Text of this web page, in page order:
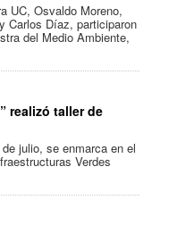
UC, Osvaldo Moreno,
Carlos Díaz, participaron
del Medio Ambiente,
realizó taller de
julio, se enmarca en el
Verdes